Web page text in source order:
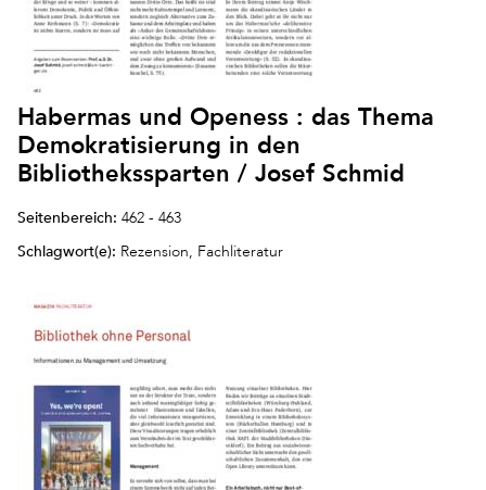
Habermas und Openess : das Thema
Demokratisierung in den
Bibliothekssparten / Josef Schmid
Seitenbereich: 462 - 463
Schlagwort(e): Rezension, Fachliteratur